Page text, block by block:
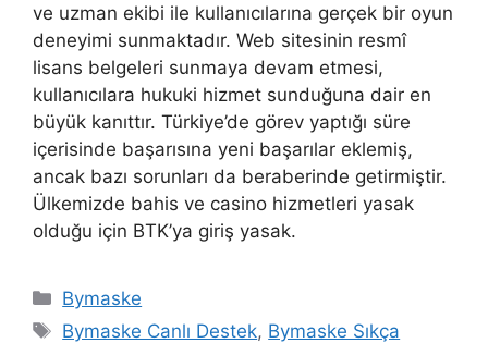
ve uzman ekibi ile kullanıcılarına gerçek bir oyun
deneyimi sunmaktadır. Web sitesinin resmî
lisans belgeleri sunmaya devam etmesi,
kullanıcılara hukuki hizmet sunduğuna dair en
büyük kanıttır. Türkiye’de görev yaptığı süre
içerisinde başarısına yeni başarılar eklemiş,
ancak bazı sorunları da beraberinde getirmiştir.
Ülkemizde bahis ve casino hizmetleri yasak
olduğu için BTK’ya giriş yasak.
Kategoriler
Bymaske
Etiketler
Bymaske Canlı Destek, Bymaske Sıkça